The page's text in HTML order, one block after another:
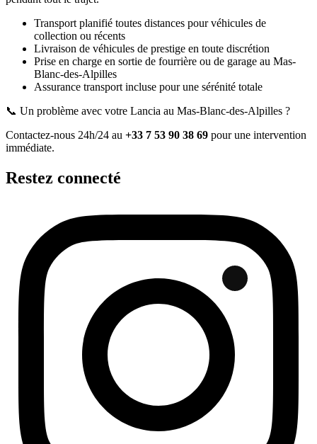
Transport planifié toutes distances pour véhicules de
collection ou récents
Livraison de véhicules de prestige en toute discrétion
Prise en charge en sortie de fourrière ou de garage au Mas-
Blanc-des-Alpilles
Assurance transport incluse pour une sérénité totale
📞 Un problème avec votre Lancia au Mas-Blanc-des-Alpilles ?
Contactez-nous 24h/24 au +33 7 53 90 38 69 pour une intervention
immédiate.
Restez connecté